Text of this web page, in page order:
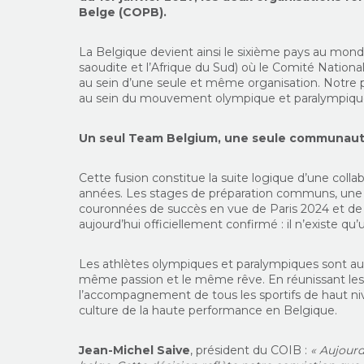
Belge (COPB).
La Belgique devient ainsi le sixième pays au
saoudite et l’Afrique du Sud) où le Comité
au sein d’une seule et même organisation. Notre
au sein du mouvement olympique et
Un seul Team Belgium, une seule
Cette fusion constitue la suite logique d’une
années. Les stages de préparation communs,
couronnées de succès en vue de Paris 2024 et
aujourd’hui officiellement confirmé : il n’existe
Les athlètes olympiques et paralympiques sont
même passion et le même rêve. En réunissant
l’accompagnement de tous les sportifs de haut
culture de la haute performance en Belgique.
Jean-Michel Saive, président du COIB : «